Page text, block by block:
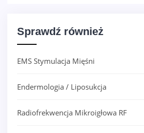
Sprawdź również
EMS Stymulacja Mięśni
Endermologia / Liposukcja
Radiofrekwencja Mikroigłowa RF